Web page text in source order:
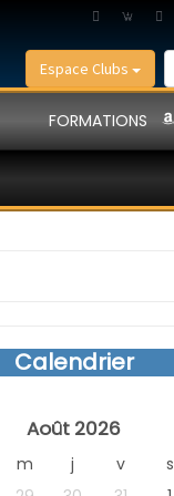
Espace Clubs
FORMATIONS
Calendrier
Août 2026
m j v s